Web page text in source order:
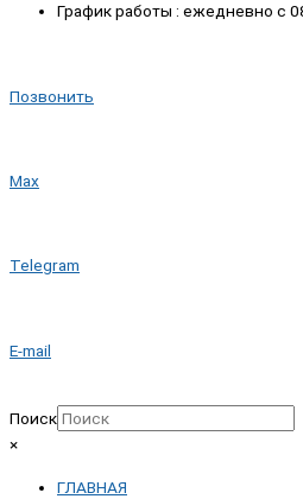
График работы : ежедневно с
Позвонить
Max
Telegram
E-mail
Поиск
×
ГЛАВНАЯ